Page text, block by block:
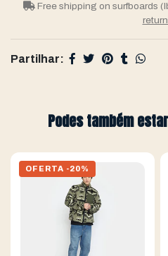
Free shipping on surfboards
Partilhar:
Podes também
OFERTA -20%